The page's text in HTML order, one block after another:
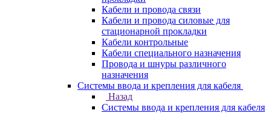
Кабели и провода связи
Кабели и провода силовые для
стационарной прокладки
Кабели контрольные
Кабели специального назначения
Провода и шнуры различного
назначения
Системы ввода и крепления для кабеля
Назад
Системы ввода и крепления для кабеля